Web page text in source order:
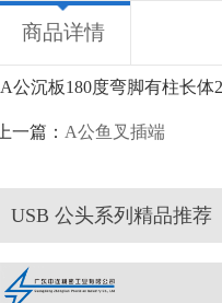
商品详情
A公沉板180度弯脚有柱长体
上一篇： A公鱼叉插端
USB 公头系列精品推荐